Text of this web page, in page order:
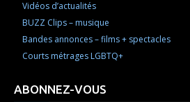
Vidéos d’actualités
BUZZ Clips – musique
Bandes annonces – films + spectacles
Courts métrages LGBTQ+
ABONNEZ-VOUS